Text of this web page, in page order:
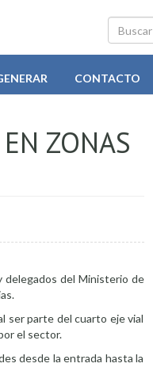
Buscar
CONTACTO
ZONAS
delegados del Ministerio de
ser parte del cuarto eje vial
el sector.
desde la entrada hasta la